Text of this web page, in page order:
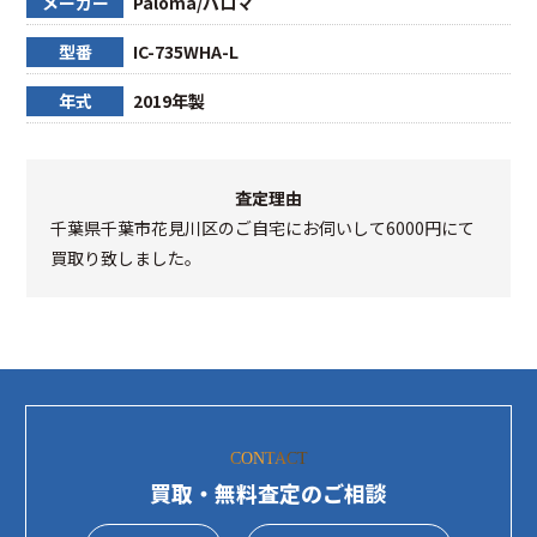
型番 IC-735WHA-L
年式 2019年製
査定理由
千葉県千葉市花見川区のご自宅にお伺いして6000円にて
買取り致しました。
CONTACT
買取・無料査定のご相談